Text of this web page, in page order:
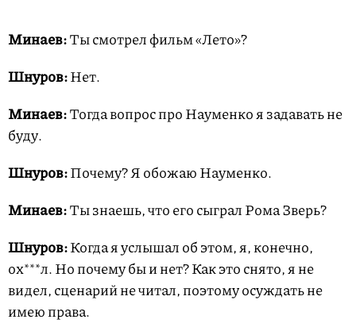
Минаев:Ты смотрел фильм «Лето»?
Шнуров:Нет.
Минаев:Тогда вопрос про Науменко я задавать не
буду.
Шнуров:Почему? Я обожаю Науменко.
Минаев:Ты знаешь, что его сыграл Рома Зверь?
Шнуров:Когда я услышал об этом, я, конечно,
ох***л. Но почему бы и нет? Как это снято, я не
видел, сценарий не читал, поэтому осуждать не
имею права.